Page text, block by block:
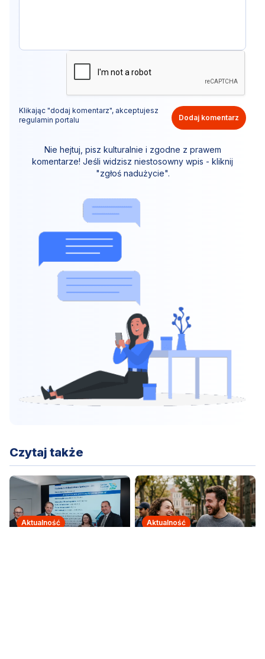
Klikając "dodaj komentarz", akceptujesz
regulamin portalu
Dodaj komentarz
Nie hejtuj, pisz kulturalnie i zgodne z prawem
komentarze! Jeśli widzisz niestosowny wpis - kliknij
"zgłoś nadużycie".
Czytaj także
Aktualność Aktualność